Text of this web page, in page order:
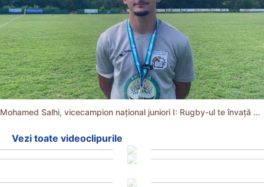
Mohamed Salhi, vicecampion național juniori I: Rugby-ul te învață să accepți și înfrângerile
Vezi toate videoclipurile